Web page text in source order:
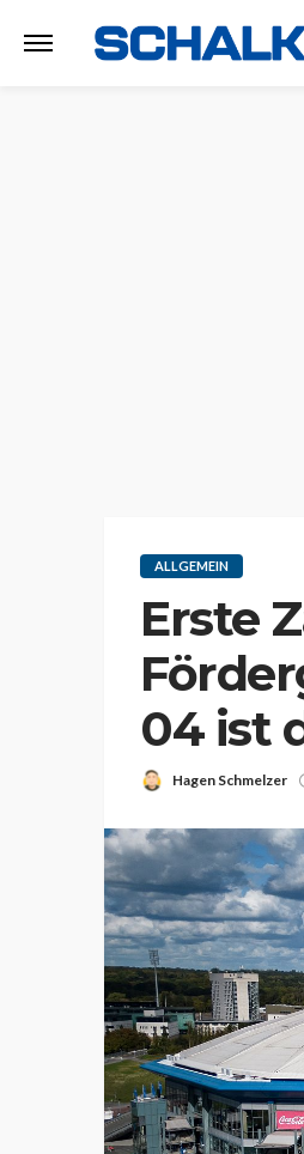
ALLGEMEIN
Erste
04 ist
Hagen Schmelzer